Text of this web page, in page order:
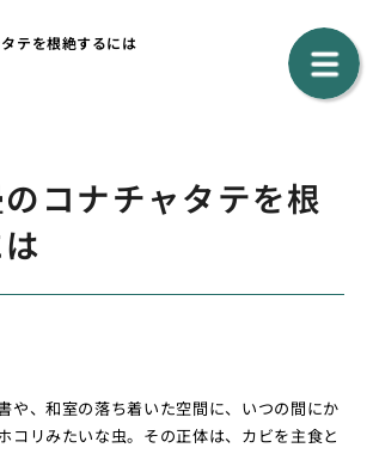
テを根絶するには
コナチャタテを根
や、和室の落ち着いた空間に、いつの間にか
コリみたいな虫。その正体は、カビを主食と